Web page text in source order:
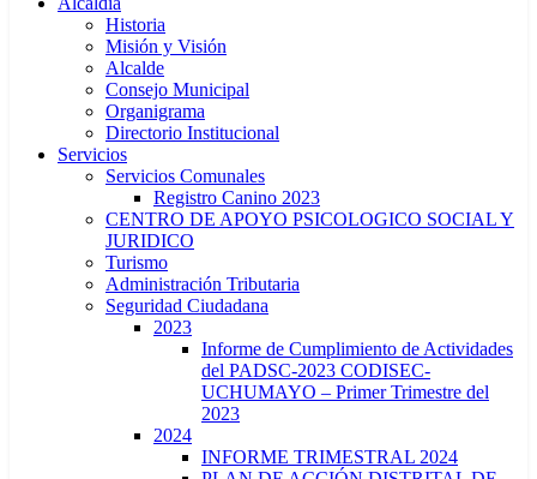
Historia
Misión y Visión
Alcalde
Consejo Municipal
Organigrama
Directorio Institucional
Servicios
Servicios Comunales
Registro Canino 2023
CENTRO DE APOYO PSICOLOGICO SOCIAL Y
JURIDICO
Turismo
Administración Tributaria
Seguridad Ciudadana
2023
Informe de Cumplimiento de Actividades
del PADSC-2023 CODISEC-
UCHUMAYO – Primer Trimestre del
2023
2024
INFORME TRIMESTRAL 2024